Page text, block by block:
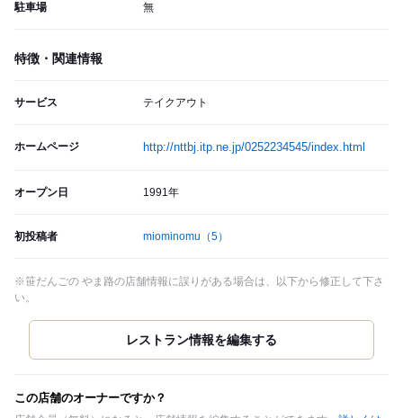
駐車場 無
特徴・関連情報
サービス テイクアウト
ホームページ http://nttbj.itp.ne.jp/0252234545/index.html
オープン日 1991年
初投稿者 miominomu （5）
※笹だんごの やま路の店舗情報に誤りがある場合は、以下から修正して下さ
い。
この店舗のオーナーですか？